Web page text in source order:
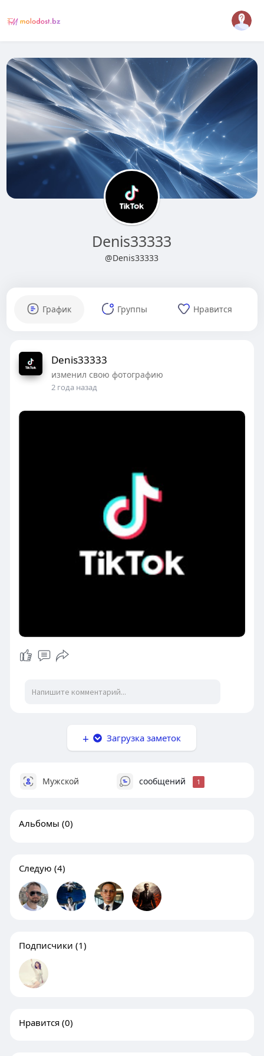
Denis33333
@Denis33333
График Группы Нравится
Denis33333
изменил свою фотографию
2 года назад
Загрузка заметок
Мужской сообщений 1
Альбомы (0)
Следую (4)
Подписчики (1)
Нравится (0)